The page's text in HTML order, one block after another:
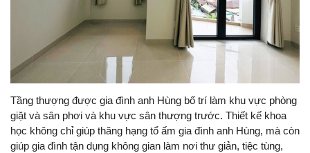
Tầng thượng được gia đình anh Hùng bố trí làm khu vực phòng
giặt và sân phơi và khu vực sân thượng trước. Thiết kế khoa
học không chỉ giúp thăng hạng tổ ấm gia đình anh Hùng, mà còn
giúp gia đình tận dụng không gian làm nơi thư giản, tiệc tùng,